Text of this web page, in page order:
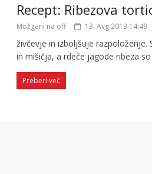
Recept: Ribezova
Možgani na off 13. Avg 2013 14:49
živčevje in izboljšuje razpoloženje.
in mišičja, a rdeče jagode ribeza
Preberi več